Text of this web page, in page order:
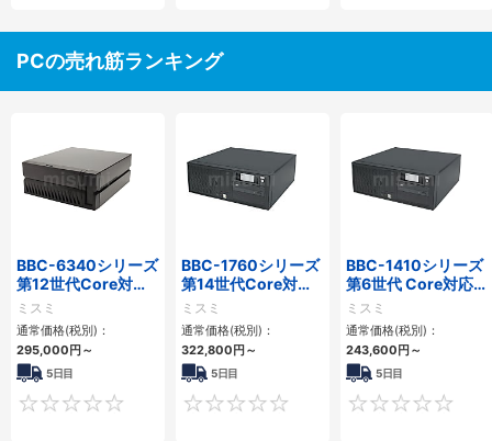
PCの売れ筋ランキング
BBC-6340シリーズ
第12世代Core対応
小型フロアマウント
PC2PCI/2PCIe
ミスミ
通常価格(税別)：
295,000円～
5日目
0
BBC-1760シリーズ
第14世代Core対応
小型フロアマウント
3PCIe
ミスミ
通常価格(税別)：
322,800円～
5日目
0
BBC-1410シリーズ
第6世代 Core対応フ
ロアマウントFAPC
3PCI・3PCIe
ミスミ
通常価格(税別)：
243,600円～
5日目